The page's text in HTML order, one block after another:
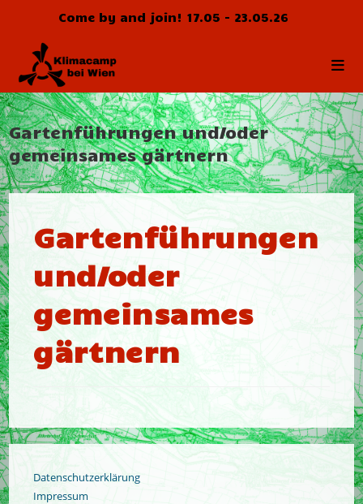
content
Come by and join! 17.05 - 23.05.26
Gartenführungen und/oder
gemeinsames gärtnern
Gartenführungen
und/oder
gemeinsames
gärtnern
Datenschutzerklärung
Impressum